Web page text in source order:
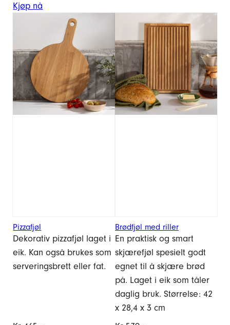
Kjøp nå
Pizzafjøl
Dekorativ pizzafjøl laget i
eik. Kan også brukes som
serveringsbrett eller fat.
Brødfjøl med riller
En praktisk og smart
skjærefjøl spesielt godt
egnet til å skjære brød
på. Laget i eik som tåler
daglig bruk. Størrelse: 42
x 28,4 x 3 cm